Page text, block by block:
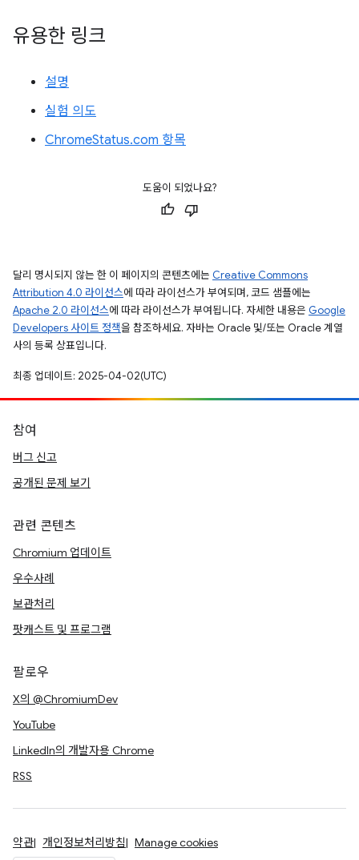
유용한 링크
설명
실험 의도
ChromeStatus.com 항목
도움이 되었나요?
달리 명시되지 않는 한 이 페이지의 콘텐츠에는 Creative Commons
Attribution 4.0 라이선스에 따라 라이선스가 부여되며, 코드 샘플에는
Apache 2.0 라이선스에 따라 라이선스가 부여됩니다. 자세한 내용은 Google
Developers 사이트 정책을 참조하세요. 자바는 Oracle 및/또는 Oracle 계열
사의 등록 상표입니다.
최종 업데이트: 2025-04-02(UTC)
참여
버그 신고
공개된 문제 보기
관련 콘텐츠
Chromium 업데이트
우수사례
보관처리
팟캐스트 및 프로그램
팔로우
X의 @ChromiumDev
YouTube
LinkedIn의 개발자용 Chrome
RSS
약관 개인정보처리방침 Manage cookies